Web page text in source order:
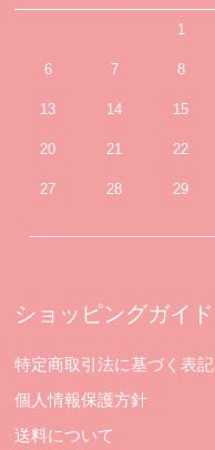
1
6 7 8
13 14 15
20 21 22
27 28 29
ショッピングガイド
特定商取引法に基づく表記
個人情報保護方針
送料について